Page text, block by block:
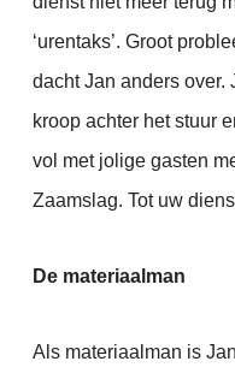
‘urentaks’. Groot
dacht Jan anders over.
kroop achter het stuur
vol met jolige gasten
Zaamslag. Tot uw
De materiaalman
Als materiaalman is